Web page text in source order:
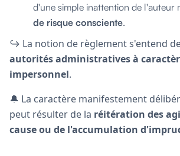
d'une simple inattention de l'auteur
de risque consciente.
↪️ La notion de règlement s'entend
autorités administratives à
impersonnel.
🔔 La caractère manifestement
peut résulter de la réitération des
cause ou de l'accumulation